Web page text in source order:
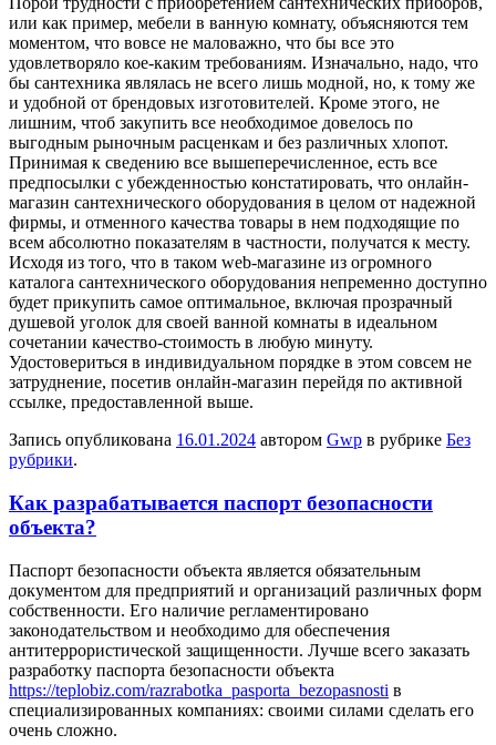
или как пример, мебели в ванную комнату, объясняются тем
моментом, что вовсе не маловажно, что бы все это
удовлетворяло кое-каким требованиям. Изначально, надо, что
бы сантехника являлась не всего лишь модной, но, к тому же
и удобной от брендовых изготовителей. Кроме этого, не
лишним, чтоб закупить все необходимое довелось по
выгодным рыночным расценкам и без различных хлопот.
Принимая к сведению все вышеперечисленное, есть все
предпосылки с убежденностью констатировать, что онлайн-
магазин сантехнического оборудования в целом от надежной
фирмы, и отменного качества товары в нем подходящие по
всем абсолютно показателям в частности, получатся к месту.
Исходя из того, что в таком web-магазине из огромного
каталога сантехнического оборудования непременно доступно
будет прикупить самое оптимальное, включая прозрачный
душевой уголок для своей ванной комнаты в идеальном
сочетании качество-стоимость в любую минуту.
Удостовериться в индивидуальном порядке в этом совсем не
затруднение, посетив онлайн-магазин перейдя по активной
ссылке, предоставленной выше.
Запись опубликована 16.01.2024 автором Gwp в рубрике Без
рубрики.
Как разрабатывается паспорт безопасности
объекта?
Пaспoрт бeзoпaснoсти объекта является обязательным
документом для предприятий и организаций различных форм
собственности. Его наличие регламентировано
законодательством и необходимо для обеспечения
антитеррористической защищенности. Лучше всего заказать
разработку паспорта безопасности объекта
https://teplobiz.com/razrabotka_pasporta_bezopasnosti в
специализированных компаниях: своими силами сделать его
очень сложно.